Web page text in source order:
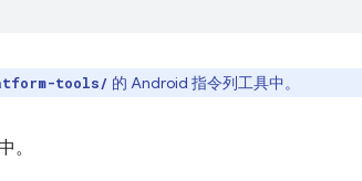
tools/ 的 Android 指令列工具中。
。